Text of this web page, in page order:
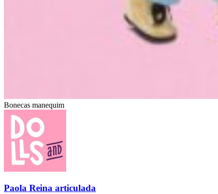
Bonecas manequim
Paola Reina articulada